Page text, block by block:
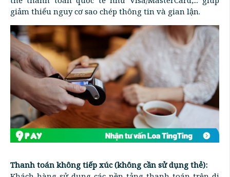
giảm thiểu nguy cơ sao chép thông tin và gian lận.
Thanh toán không tiếp xúc (không cần sử dụng thẻ):